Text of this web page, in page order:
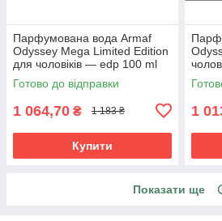
Парфумована вода Armaf
Odyssey Mega Limited Edition
для чоловіків — edp 100 ml
Готово до відправки
1 064,70 ₴ 1 183 ₴
Купити
1
Показати ще